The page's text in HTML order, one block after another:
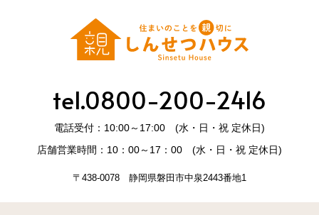
tel.0800-200-2416
電話受付：10:00～17:00 (水・日・祝 定休日)
店舗営業時間：10：00～17：00 (水・日・祝 定休日)
〒438-0078 静岡県磐田市中泉2443番地1